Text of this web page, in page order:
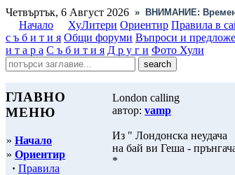
Четвъртък, 6 Август 2026 » ВНИМАНИЕ:
Начало ХуЛитери Ориентир Правила в
с ъ б и т и я Общи форуми Въпроси и
и т а р а С ъ б и т и я Д р у г и Фото Хули
ГЛАВНО
МЕНЮ
» Начало
» Ориентир
· Правила
London calling
автор: vamp
Из " Лондонска неудача
на бай ви Геша -
*